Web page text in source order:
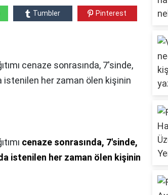
Tumbler Pinterest
cenaze sonrasında, 7'sinde,
istenilen her zaman ölen kişinin
cenaze sonrasında, 7'sinde,
istenilen her zaman ölen kişinin